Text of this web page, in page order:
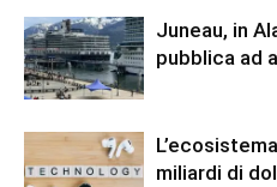
Juneau, in
pubblica ad
miliardi di